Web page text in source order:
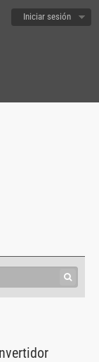
Iniciar sesión